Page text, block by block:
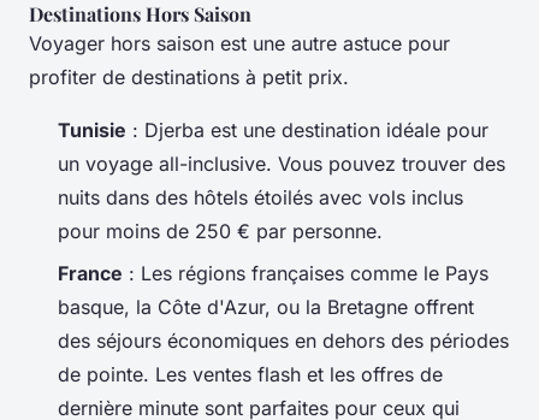
Destinations Hors Saison
Voyager hors saison est une autre astuce pour
profiter de destinations à petit prix.
Tunisie : Djerba est une destination idéale pour
un voyage all-inclusive. Vous pouvez trouver des
nuits dans des hôtels étoilés avec vols inclus
pour moins de 250 € par personne.
France : Les régions françaises comme le Pays
basque, la Côte d'Azur, ou la Bretagne offrent
des séjours économiques en dehors des périodes
de pointe. Les ventes flash et les offres de
dernière minute sont parfaites pour ceux qui